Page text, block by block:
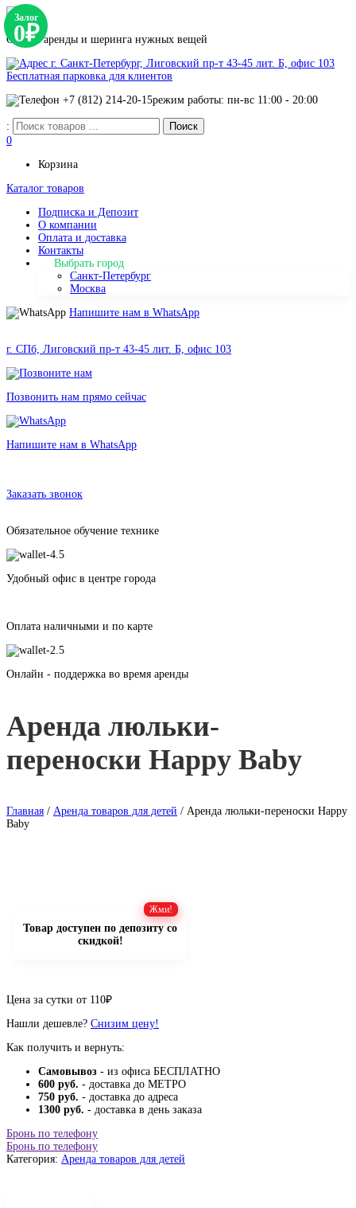
Сервис аренды и шеринга нужных вещей
г. Санкт-Петербург, Лиговский пр-т 43-45 лит. Б, офис 103
Бесплатная парковка для клиентов
+7 (812) 214-20-15режим работы: пн-вс 11:00 - 20:00
:
0
Корзина
Каталог товаров
Подписка и Депозит
О компании
Оплата и доставка
Контакты
Выбрать город
Санкт-Петербург
Москва
Напишите нам в WhatsApp
г. СПб, Лиговский пр-т 43-45 лит. Б, офис 103
Позвонить нам прямо сейчас
Напишите нам в WhatsApp
Заказать звонок
Обязательное обучение технике
Удобный офис в центре города
Оплата наличными и по карте
Онлайн - поддержка во время аренды
Аренда люльки-
переноски Happy Baby
Главная / Аренда товаров для детей / Аренда люльки-переноски Happy
Baby
Залог
0₽
Товар доступен по депозиту со
скидкой!
Цена за сутки от 110₽
Нашли дешевле? Снизим цену!
Как получить и вернуть:
Самовывоз - из офиса БЕСПЛАТНО
600 руб. - доставка до МЕТРО
750 руб. - доставка до адреса
1300 руб. - доставка в день заказа
Бронь по телефону
Бронь по телефону
Категория: Аренда товаров для детей